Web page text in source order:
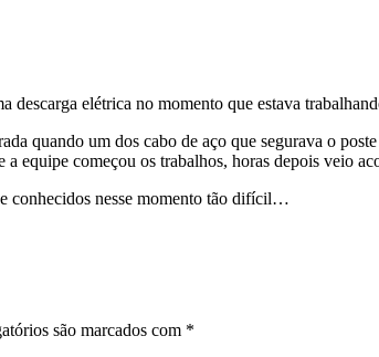
descarga elétrica no momento que estava
quando um dos cabo de aço que segurava o
equipe começou os trabalhos, horas depois veio
conhecidos nesse momento tão difícil…
são marcados com *